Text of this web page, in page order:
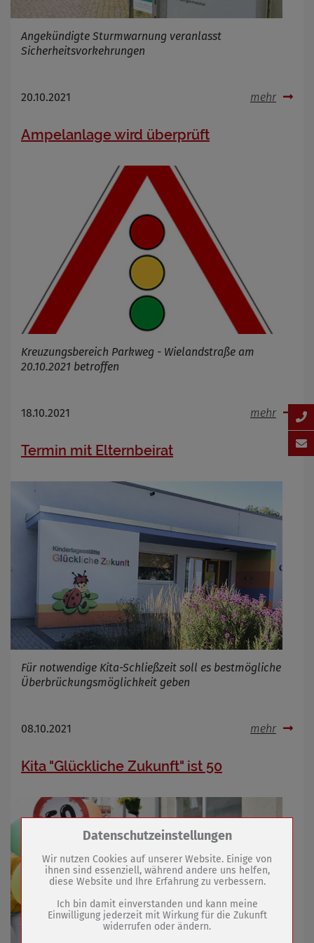
Angekündigte Sturmwarnung veranlasst
Sicherheitsvorkehrungen
20.10.2021 mehr
Ampelanlage wird überprüft
Kreuzungsbereich Parkweg - Wielandstraße am
20.10.2021 betroffen
18.10.2021 mehr
Termin mit Elternbeirat
Für notwendige Kita-Schließzeit soll es bestmögliche
Überbrückungsmöglichkeit geben
08.10.2021 mehr
Kita "Glückliche Zukunft" ist 50
Zum Betrieb der Seite notwendige Cookies /
Name
PHP Session Cookie
Anbieter
Eigentümer dieser Website (Wenko-
Wenselaar GmbH & Co. KG)
Absicherung Kontaktformular / SPAM
Datenschutzeinstellungen
Wir nutzen Cookies auf unserer Website. Einige von
ihnen sind essenziell, während andere uns helfen,
diese Website und Ihre Erfahrung zu verbessern.
Ich bin damit einverstanden und kann meine
Einwilligung jederzeit mit Wirkung für die Zukunft
widerrufen oder ändern.